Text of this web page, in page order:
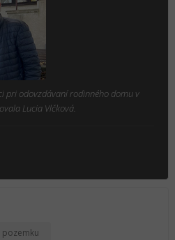
pri odovzdávaní rodinného domu v
Lucia Vlčková.